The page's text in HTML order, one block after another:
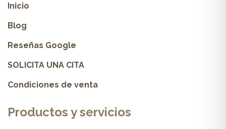
Inicio
Blog
Reseñas Google
SOLICITA UNA CITA
Condiciones de venta
Productos y servicios